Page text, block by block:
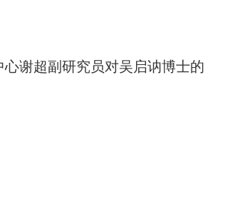
谢超副研究员对吴启讷博士的